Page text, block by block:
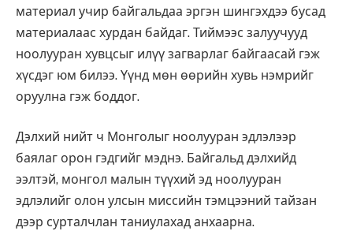
материал учир байгальдаа эргэн шингэхдээ бусад
материалаас хурдан байдаг. Тиймээс залуучууд
ноолууран хувцсыг илүү загварлаг байгаасай гэж
хүсдэг юм билээ. Үүнд мөн өөрийн хувь нэмрийг
оруулна гэж боддог.
Дэлхий нийт ч Монголыг ноолууран эдлэлээр
баялаг орон гэдгийг мэднэ. Байгальд дэлхийд
ээлтэй, монгол малын түүхий эд ноолууран
эдлэлийг олон улсын миссийн тэмцээний тайзан
дээр сурталчлан таниулахад анхаарна.